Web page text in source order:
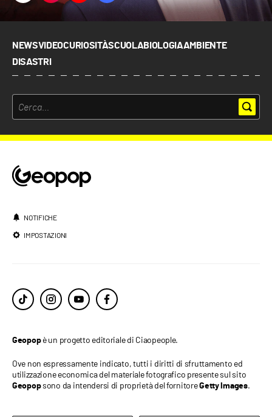
NEWSVIDEOCURIOSITÀSCUOLABIOLOGIAAMBIENTE
DISASTRI
NOTIFICHE
IMPOSTAZIONI
Geopopè un progetto editoriale di Ciaopeople.
Ove non espressamente indicato, tutti i diritti di sfruttamento ed
utilizzazione economica del materiale fotografico presente sul sito
Geopopsono da intendersi di proprietà del fornitoreGetty Images.